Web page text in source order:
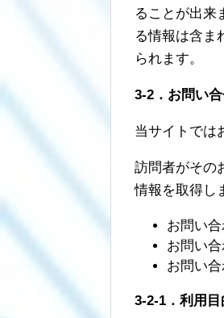
ることが出来
る情報は含ま
られます。
3-2．お問い
当サイトでは
訪問者がその
情報を取得し
お問い
お問い
お問い
3-2-1．利用